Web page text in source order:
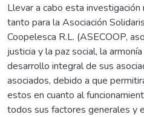
Llevar a cabo esta
tanto para la Asociación
Coopelesca R.L. (ASECOOP,
justicia y la paz social, la
desarrollo integral de sus
asociados, debido a que
estos en cuanto al
todos sus factores generales y